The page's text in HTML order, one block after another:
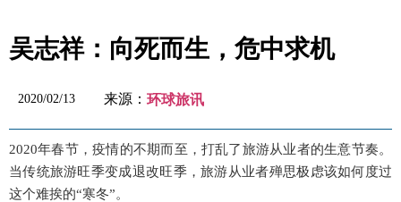
吴志祥：向死而生，危中求机
2020/02/13 来源： 环球旅讯
2020年春节，疫情的不期而至，打乱了旅游从业者的生意节奏。
当传统旅游旺季变成退改旺季，旅游从业者殚思极虑该如何度过
这个难挨的“寒冬”。